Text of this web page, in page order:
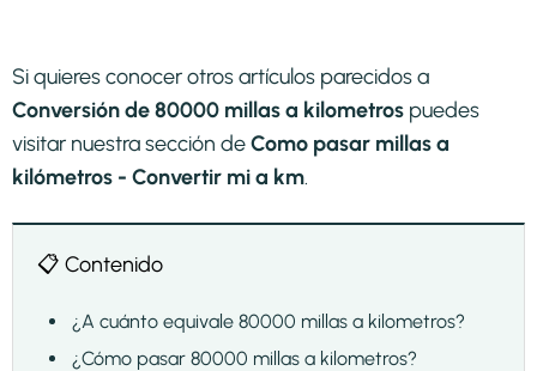
Si quieres conocer otros artículos parecidos a
Conversión de 80000 millas a kilometros puedes
visitar nuestra sección deComo pasar millas a
kilómetros - Convertir mi a km.
📋 Contenido
¿A cuánto equivale 80000 millas a kilometros?
¿Cómo pasar 80000 millas a kilometros?